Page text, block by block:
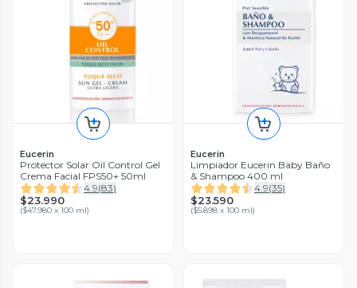
Eucerin
Protector Solar Oil Control Gel
Crema Facial FPS50+ 50ml
4.9(83)
$23.990
($47.980 x 100 ml)
Eucerin
Limpiador Eucerin Baby Baño
& Shampoo 400 ml
4.9(35)
$23.590
($5.898 x 100 ml)